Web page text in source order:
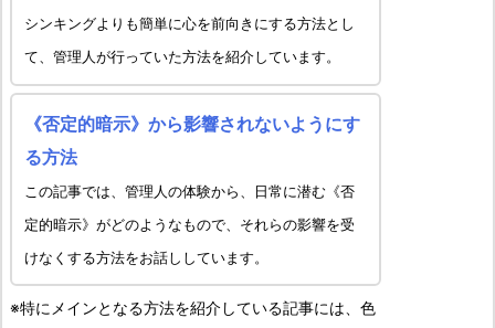
シンキングよりも簡単に心を前向きにする方法とし
て、管理人が行っていた方法を紹介しています。
《否定的暗示》から影響されないようにす
る方法
この記事では、管理人の体験から、日常に潜む《否
定的暗示》がどのようなもので、それらの影響を受
けなくする方法をお話ししています。
※特にメインとなる方法を紹介している記事には、色